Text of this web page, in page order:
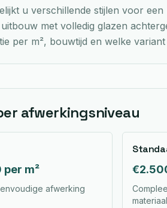
u verschillende stijlen voor
met volledig glazen
per m², bouwtijd en welke
afwerkingsniveau
per m²
afwerking